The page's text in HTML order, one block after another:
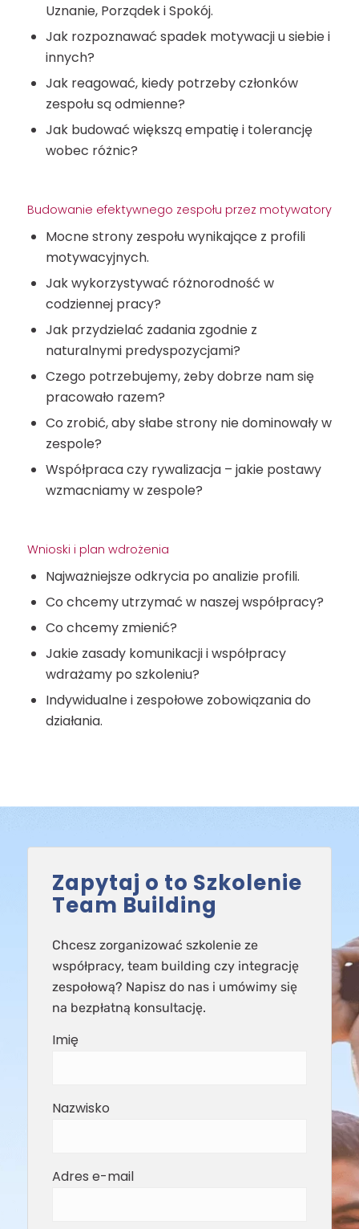
Uznanie, Porządek i Spokój.
Jak rozpoznawać spadek motywacji u siebie i
innych?
Jak reagować, kiedy potrzeby członków
zespołu są odmienne?
Jak budować większą empatię i tolerancję
wobec różnic?
Budowanie efektywnego zespołu przez motywatory
Mocne strony zespołu wynikające z profili
motywacyjnych.
Jak wykorzystywać różnorodność w
codziennej pracy?
Jak przydzielać zadania zgodnie z
naturalnymi predyspozycjami?
Czego potrzebujemy, żeby dobrze nam się
pracowało razem?
Co zrobić, aby słabe strony nie dominowały w
zespole?
Współpraca czy rywalizacja – jakie postawy
wzmacniamy w zespole?
Wnioski i plan wdrożenia
Najważniejsze odkrycia po analizie profili.
Co chcemy utrzymać w naszej współpracy?
Co chcemy zmienić?
Jakie zasady komunikacji i współpracy
wdrażamy po szkoleniu?
Indywidualne i zespołowe zobowiązania do
działania.
Zapytaj o to Szkolenie
Team Building
Chcesz zorganizować szkolenie ze
współpracy, team building czy integrację
zespołową? Napisz do nas i umówimy się
na bezpłatną konsultację.
Imię
Nazwisko
Adres e-mail